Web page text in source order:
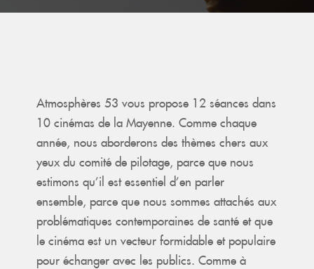
Atmosphères 53 vous propose 12 séances dans
10 cinémas de la Mayenne. Comme chaque
année, nous aborderons des thèmes chers aux
yeux du comité de pilotage, parce que nous
estimons qu’il est essentiel d’en parler
ensemble, parce que nous sommes attachés aux
problématiques contemporaines de santé et que
le cinéma est un vecteur formidable et populaire
pour échanger avec les publics. Comme à